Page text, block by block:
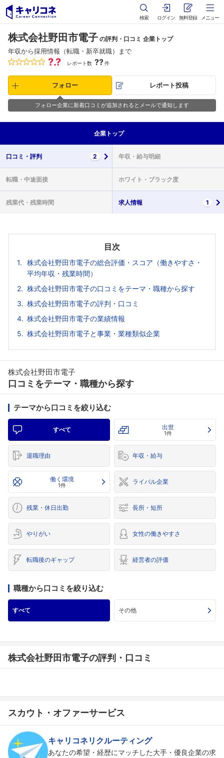
検索 ログイン 無料登録 メニュー
株式会社野田市電子 の評判・口コミ 企業トップ
年収から採用情報（転職・新卒就職）まで
?.? レポート数 ??件
フォロー レポート投稿
フォロー企業に新着口コミが追加されるとメールで通知します
企業 トップ
口コミ・ 評判 2 年収・ 給与明細
転職・ 中途面接 ホワイト・ ブラック度
残業代・ 残業時間 求人情報 1
目次
株式会社野田市電子の総合評価・スコア（働きやすさ・
平均年収・残業時間）
株式会社野田市電子の口コミをテーマ・職種から探す
株式会社野田市電子の評判・口コミ
株式会社野田市電子の業績情報
株式会社野田市電子と事業・業種類似企業
株式会社野田市電子
口コミをテーマ・職種から探す
テーマから口コミを絞り込む
すべて 出世
1件
退職理由 年収・給与
働く環境
1件 ライバル企業
残業・休日出勤 長所・短所
やりがい 女性の働きやすさ
転職後のギャップ 経営者の評価
職種から口コミを絞り込む
すべて その他
株式会社野田市電子の評判・口コミ
スカウト・オファーサービス
キャリコネリクルーティング
あなたの希望・経歴にマッチした大手・優良企業の求